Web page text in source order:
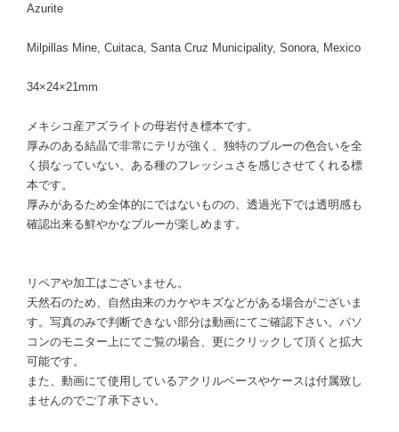
Azurite
Milpillas Mine, Cuitaca, Santa Cruz Municipality, Sonora, Mexico
34×24×21mm
メキシコ産アズライトの母岩付き標本です。
厚みのある結晶で非常にテリが強く、独特のブルーの色合いを全
く損なっていない、ある種のフレッシュさを感じさせてくれる標
本です。
厚みがあるため全体的にではないものの、透過光下では透明感も
確認出来る鮮やかなブルーが楽しめます。
リペアや加工はございません。
天然石のため、自然由来のカケやキズなどがある場合がございま
す。写真のみで判断できない部分は動画にてご確認下さい。パソ
コンのモニター上にてご覧の場合、更にクリックして頂くと拡大
可能です。
また、動画にて使用しているアクリルベースやケースは付属致し
ませんのでご了承下さい。